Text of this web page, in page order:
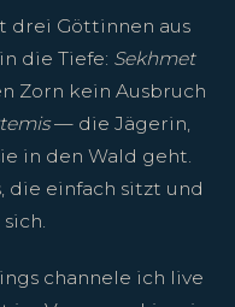
drei Göttinnen aus
die Tiefe: Sekhmet
Zorn kein Ausbruch
— die Jägerin,
in den Wald geht.
einfach sitzt und
channele ich live